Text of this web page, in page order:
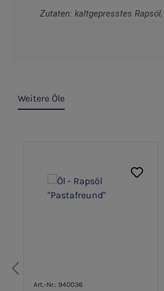
Zutaten: kaltgepresstes
Weitere Öle
Art.-Nr.: 940036